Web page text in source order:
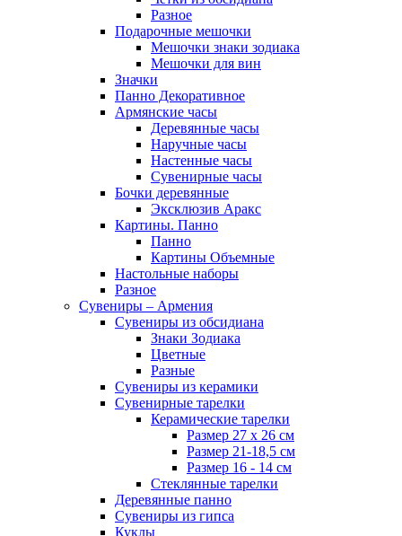
Разное
Подарочные мешочки
Мешочки знаки зодиака
Мешочки для вин
Значки
Панно Декоративное
Армянские часы
Деревянные часы
Наручные часы
Настенные часы
Сувенирные часы
Бочки деревянные
Эксклюзив Аракс
Картины. Панно
Панно
Картины Объемные
Настольные наборы
Разное
Сувениры – Армения
Сувениры из обсидиана
Знаки Зодиака
Цветные
Разные
Сувениры из керамики
Сувенирные тарелки
Керамические тарелки
Размер 27 х 26 см
Размер 21-18,5 см
Размер 16 - 14 см
Стеклянные тарелки
Деревянные панно
Сувениры из гипса
Куклы